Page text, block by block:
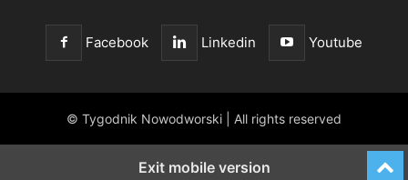
Facebook Linkedin Youtube
© Tygodnik Nowodworski | All rights reserved
Exit mobile version